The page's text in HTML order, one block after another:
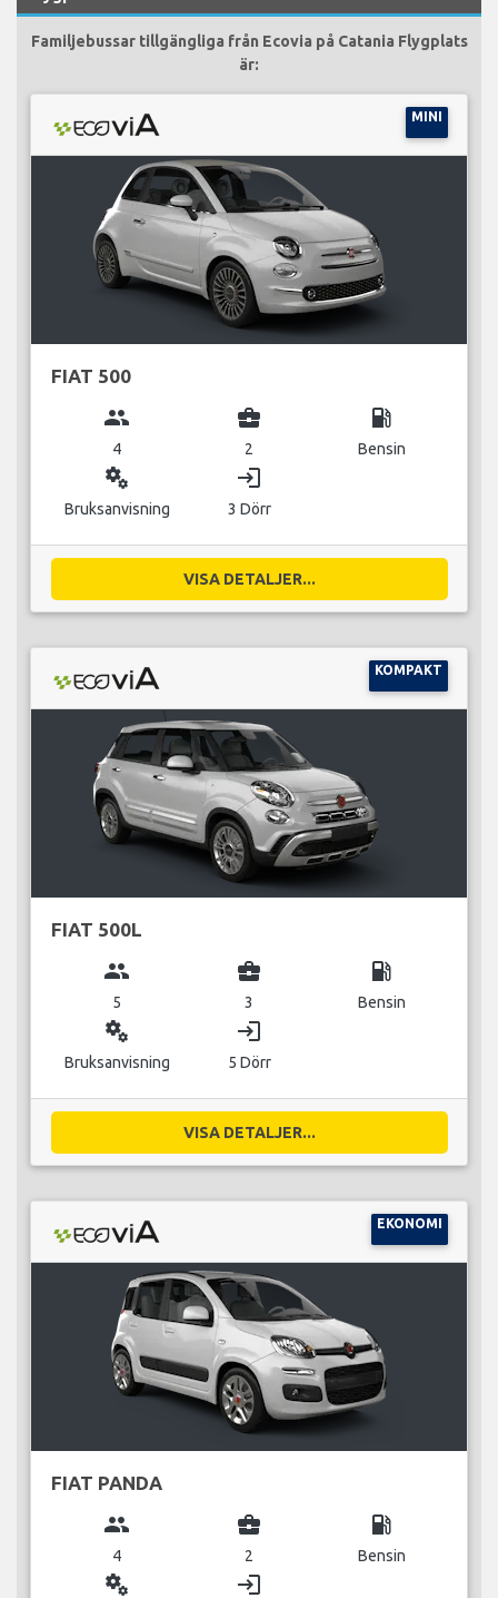
Familjebussar tillgängliga från Ecovia på Catania Flygplats
är:
MINI
FIAT 500
group
4
business_center
2
local_gas_station
Bensin
miscellaneous_services
Bruksanvisning
login
3 Dörr
VISA DETALJER...
KOMPAKT
FIAT 500L
group
5
business_center
3
local_gas_station
Bensin
miscellaneous_services
Bruksanvisning
login
5 Dörr
VISA DETALJER...
EKONOMI
FIAT PANDA
group
4
business_center
2
local_gas_station
Bensin
miscellaneous_services login